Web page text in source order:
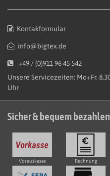
Kontakformular
info@bigtex.de
+49 / (0)911 96 45 542
Unsere Servicezeiten: Mo+Fr.
Uhr
Sicher & bequem bezahlen
Vorauskasse Rechnung